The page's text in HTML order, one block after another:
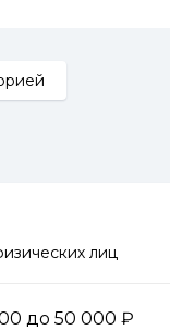
лиц
до 50 000